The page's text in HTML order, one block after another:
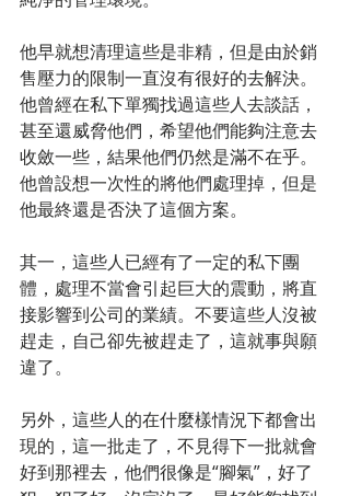
他早就想清理這些是非精，但是由於銷
售壓力的限制一直沒有很好的去解決。
他曾經在私下單獨找過這些人去談話，
甚至還威脅他們，希望他們能夠注意去
收斂一些，結果他們仍然是滿不在乎。
他曾設想一次性的將他們處理掉，但是
他最終還是否決了這個方案。
其一，這些人已經有了一定的私下團
體，處理不當會引起巨大的震動，將直
接影響到公司的業績。不要這些人沒被
趕走，自己卻先被趕走了，這就事與願
違了。
另外，這些人的在什麼樣情況下都會出
現的，這一批走了，不見得下一批就會
好到那裡去，他們很像是“腳氣”，好了